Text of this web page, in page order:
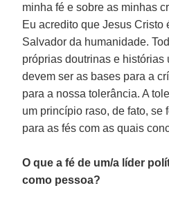
minha fé e sobre as minhas
Eu acredito que Jesus Cristo
Salvador da humanidade.
próprias doutrinas e histórias
devem ser as bases para a
para a nossa tolerância. A
um princípio raso, de fato, se
para as fés com as quais
O que a fé de um/a líder
como pessoa?